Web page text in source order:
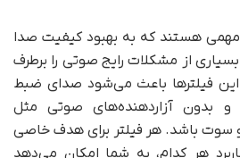
مهمی هستند که به بهبود کیفیت صدا
از مشکلات رایج صوتی را برطرف
فیلترها باعث می‌شود صدای ضبط
و بدون آزاردهنده‌های صوتی مثل
سوت باشد. هر فیلتر برای هدف خاصی
هر کدام، به شما امکان می‌دهد